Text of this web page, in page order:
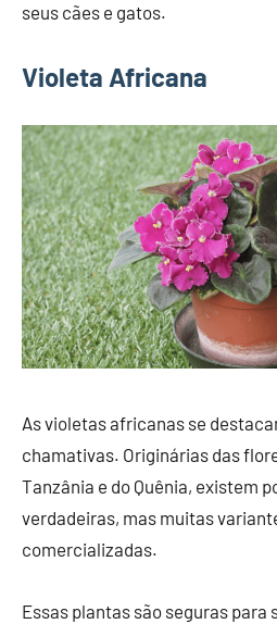
seus cães e gatos.
Violeta Africana
As violetas africanas se
chamativas. Originárias das
Tanzânia e do Quênia, existem
verdadeiras, mas muitas
comercializadas.
Essas plantas são seguras para